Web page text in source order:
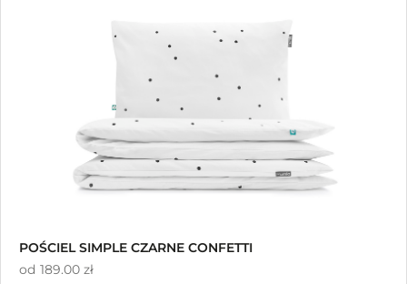
POŚCIEL SIMPLE CZARNE CONFETTI
od 189.00 zł